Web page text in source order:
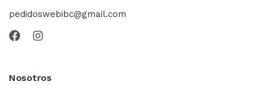
pedidoswebibc@gmail.com
Nosotros